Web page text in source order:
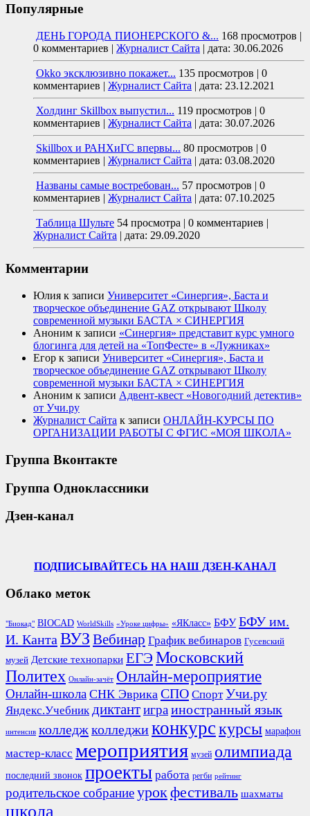
Популярные
ДЕНЬ ГОРОДА ПИОНЕРСКОГО &... 168 просмотров |
0 комментариев | Журналист Сайта | дата: 30.06.2026
Okko эксклюзивно покажет... 135 просмотров | 0
комментариев | Журналист Сайта | дата: 23.12.2021
Холдинг Skillbox выпустил... 119 просмотров | 0
комментариев | Журналист Сайта | дата: 30.07.2026
Skillbox и РАНХиГС впервы... 80 просмотров | 0
комментариев | Журналист Сайта | дата: 03.08.2020
Названы самые востребован... 57 просмотров | 0
комментариев | Журналист Сайта | дата: 07.10.2025
Таблица Шульте 54 просмотра | 0 комментариев |
Журналист Сайта | дата: 29.09.2020
Комментарии
Юлия к записи Университет «Синергия», Баста и
творческое объединение GAZ открывают Школу
современной музыки БАСТА × СИНЕРГИЯ
Аноним к записи «Синергия» представит курс умного
блогинга для детей на «ТопФесте» в «Лужниках»
Егор к записи Университет «Синергия», Баста и
творческое объединение GAZ открывают Школу
современной музыки БАСТА × СИНЕРГИЯ
Аноним к записи Адвент-квест «Новогодний детектив»
от Учи.ру
Журналист Сайта к записи ОНЛАЙН-КУРСЫ ПО
ОРГАНИЗАЦИИ РАБОТЫ С ФГИС «МОЯ ШКОЛА»
Группа Вконтакте
Группа Одноклассники
Дзен-канал
ПОДПИСЫВАЙТЕСЬ НА НАШ ДЗЕН-КАНАЛ
Облако меток
"Биокад" BIOCAD WorldSkills «Уроке цифры» «ЯКласс» БФУ БФУ им.
И. КантаВУЗ Вебинар График вебинаров Гусевский
музей Детские технопарки ЕГЭ Московский
Политех Онлайн-зачёт Онлайн-мероприятие
Онлайн-школа СНК Эврика СПО Спорт Учи.ру
Яндекс.Учебник диктантиграиностранный язык
интенсив колледжколледжиконкурскурсы марафон
мастер-класс мероприятия музей олимпиада
последний звонок проекты работа регби рейтинг
родительское собраниеурокфестиваль шахматы
школа